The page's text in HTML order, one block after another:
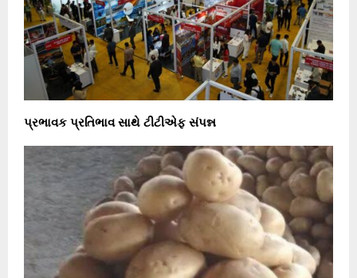
પ્રભાવક પ્રતિભાવ સાથે ટીટીએફ સંપન્ન